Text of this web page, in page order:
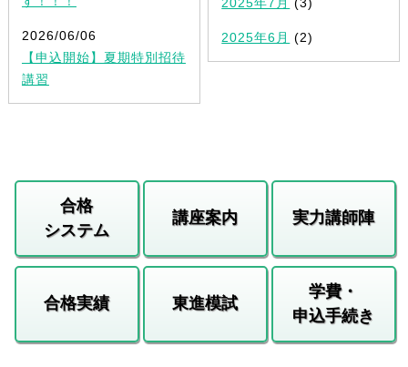
2026/06/06
【申込開始】夏期特別招待
講習
2025年6月 (2)
合格
システム
講座案内 実力講師陣
合格実績 東進模試
学費・
申込手続き